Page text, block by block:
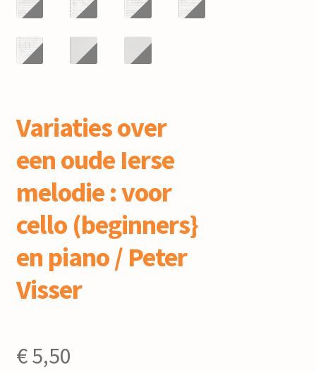
Variaties over
een oude Ierse
melodie : voor
cello (beginners}
en piano / Peter
Visser
€5,50